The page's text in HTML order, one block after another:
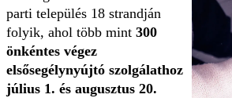
parti település 18 strandján
folyik, ahol több mint 300
önkéntes végez
elsősegélynyújtó szolgálathoz
július 1. és augusztus 20.